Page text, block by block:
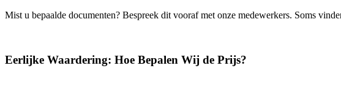
Mist u bepaalde documenten? Bespreek dit vooraf met onze medewerkers. Soms
Eerlijke Waardering: Hoe Bepalen Wij de Prijs?